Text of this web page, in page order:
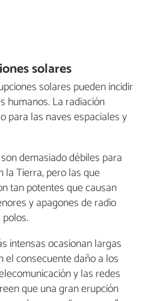
solares
solares pueden incidir
humanos. La radiación
para las naves espaciales y
demasiado débiles para
la Tierra, pero las que
tan potentes que causan
y apagones de radio
intensas ocasionan largas
consecuente daño a los
y las redes
que una gran erupción